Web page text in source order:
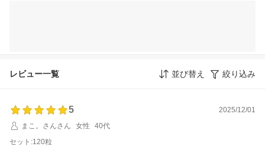
レビュー一覧 並び替え 絞り込み
5
2025/12/01
まこ。さんさん
女性
40代
セット:120粒